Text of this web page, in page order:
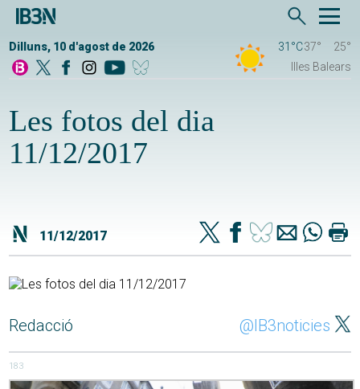
Dilluns, 10 d'agost de 2026 31°C37°
25°
Illes Balears
Les fotos del dia
11/12/2017
11/12/2017
Redacció @IB3noticies
183